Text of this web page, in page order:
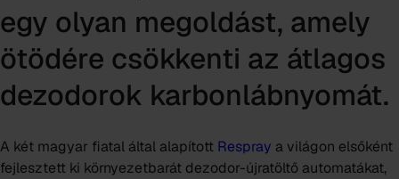
egy olyan megoldást, amely
ötödére csökkenti az átlagos
dezodorok karbonlábnyomát.
A két magyar fiatal által alapított Respray a világon elsőként
fejlesztett ki környezetbarát dezodor-újratöltő automatákat,